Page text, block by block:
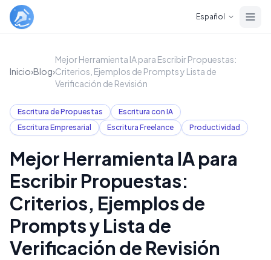
Español
Inicio›Blog›
Mejor Herramienta IA para Escribir Propuestas:
Criterios, Ejemplos de Prompts y Lista de
Verificación de Revisión
Escritura de Propuestas
Escritura con IA
Escritura Empresarial
Escritura Freelance Productividad
Mejor Herramienta IA para
Escribir Propuestas:
Criterios, Ejemplos de
Prompts y Lista de
Verificación de Revisión